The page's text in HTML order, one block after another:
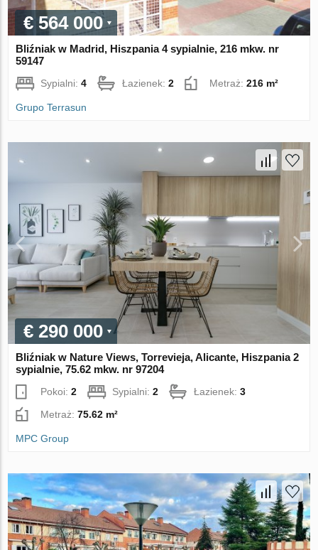
€ 564 000
Bliźniak w Madrid, Hiszpania 4 sypialnie, 216 mkw. nr
59147
Sypialni:4 Łazienek:2 Metraż:216 m²
Grupo Terrasun
€ 290 000
Bliźniak w Nature Views, Torrevieja, Alicante, Hiszpania 2
sypialnie, 75.62 mkw. nr 97204
Pokoi:2 Sypialni:2 Łazienek:3
Metraż:75.62 m²
MPC Group